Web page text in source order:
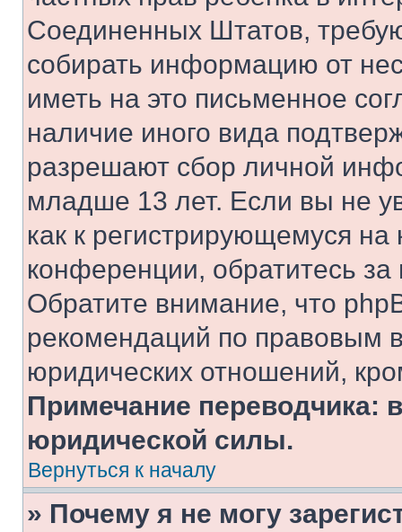
Соединенных Штатов,
собирать информацию от
иметь на это письменное
наличие иного вида
разрешают сбор личной
младше 13 лет. Если вы не
как к регистрирующемуся
конференции, обратитесь
Обратите внимание, что
рекомендаций по правовым
юридических отношений,
Примечание переводчика:
юридической силы.
Вернуться к началу
» Почему я не могу